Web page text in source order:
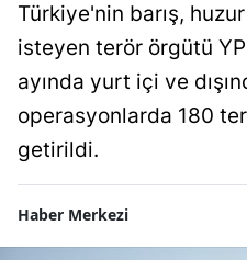
Türkiye'nin barış,
isteyen terör örgütü
ayında yurt içi ve
operasyonlarda 180
getirildi.
Haber Merkezi